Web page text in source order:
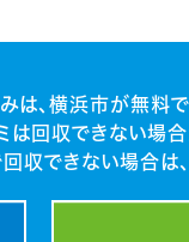
は、横浜市が無料で
回収できない場
収できない場合は、